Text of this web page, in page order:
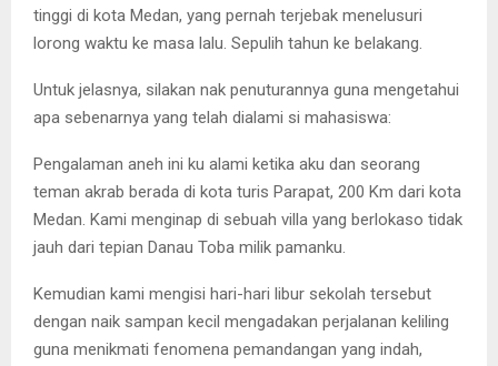
tinggi di kota Medan, yang pernah terjebak menelusuri
lorong waktu ke masa lalu. Sepulih tahun ke belakang.
Untuk jelasnya, silakan nak penuturannya guna mengetahui
apa sebenarnya yang telah dialami si mahasiswa:
Pengalaman aneh ini ku alami ketika aku dan seorang
teman akrab berada di kota turis Parapat, 200 Km dari kota
Medan. Kami menginap di sebuah villa yang berlokaso tidak
jauh dari tepian Danau Toba milik pamanku.
Kemudian kami mengisi hari-hari libur sekolah tersebut
dengan naik sampan kecil mengadakan perjalanan keliling
guna menikmati fenomena pemandangan yang indah,